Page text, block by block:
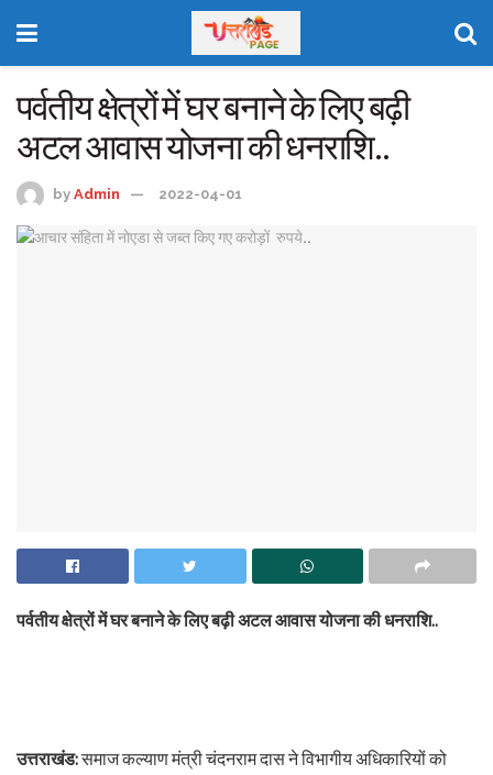
पर्वतीय क्षेत्रों में घर बनाने के लिए बढ़ी
अटल आवास योजना की धनराशि..
by Admin 2022-04-01
पर्वतीय क्षेत्रों में घर बनाने के लिए बढ़ी अटल आवास योजना की धनराशि..
उत्तराखंड:समाज कल्याण मंत्री चंदनराम दास ने विभागीय अधिकारियों को